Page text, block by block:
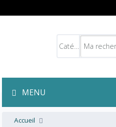
MENU
Accueil